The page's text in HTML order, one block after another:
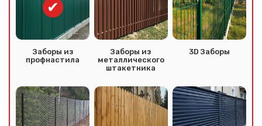
Заборы из
профнастила
Заборы из
металлического
штакетника
3D Заборы